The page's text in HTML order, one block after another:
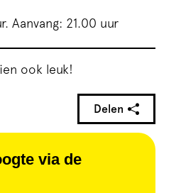
via de
Aanvang: 21.00 uur
ook leuk!
Delen